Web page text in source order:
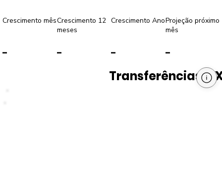
Transferências
Crescimento mêsCrescimento 12
meses
Crescimento Ano
-
Projeção próximo
mês
-
- -